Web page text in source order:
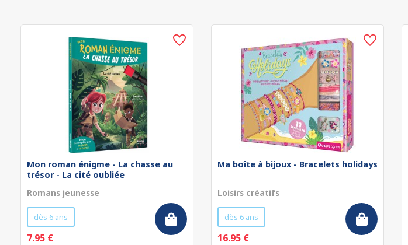
Mon roman énigme - La chasse au
trésor - La cité oubliée
Romans jeunesse
dès 6 ans
7.95 €
Ma boîte à bijoux - Bracelets holidays
Loisirs créatifs
dès 6 ans
16.95 €